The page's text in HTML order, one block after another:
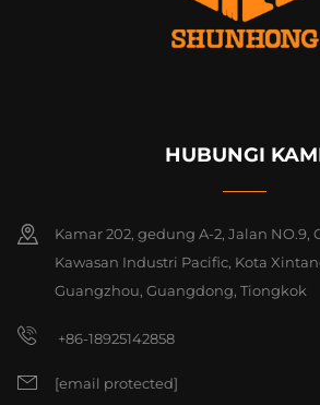
HUBUNGI
Kamar 202, gedung A-2, Jalan NO.9,
Kawasan Industri Pacific, Kota
Guangzhou, Guangdong, Tiongkok
+86-18925142858
[email protected]